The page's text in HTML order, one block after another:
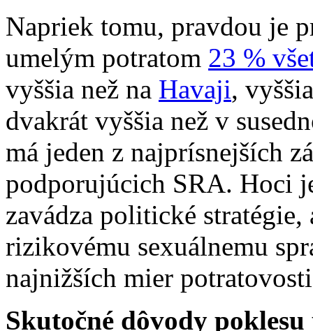
Napriek tomu, pravdou je
umelým potratom 23 %
vyššia než na Havaji,
dvakrát vyššia než v
má jeden z najprísnejších
podporujúcich SRA. Hoci
zavádza politické
rizikovému sexuálnemu
najnižších mier
Skutočné dôvody